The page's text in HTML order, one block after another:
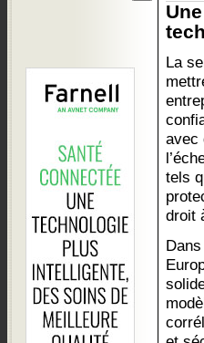
La
avec
tels
droit